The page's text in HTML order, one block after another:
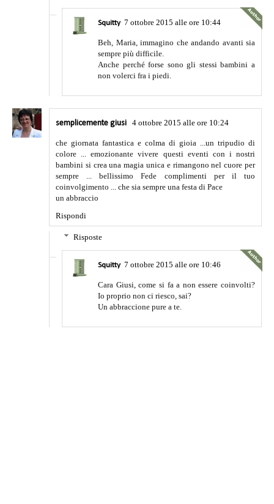
Squitty 7 ottobre 2015 alle ore 10:44
Beh, Maria, immagino che andando avanti sia
sempre più difficile.
Anche perché forse sono gli stessi bambini a
non volerci fra i piedi.
semplicemente giusi 4 ottobre 2015 alle ore 10:24
che giornata fantastica e colma di gioia ...un tripudio di
colore ... emozionante vivere questi eventi con i nostri
bambini si crea una magia unica e rimangono nel cuore per
sempre ... bellissimo Fede complimenti per il tuo
coinvolgimento ... che sia sempre una festa di Pace
un abbraccio
Rispondi
Risposte
Squitty 7 ottobre 2015 alle ore 10:46
Cara Giusi, come si fa a non essere coinvolti?
Io proprio non ci riesco, sai?
Un abbraccione pure a te.